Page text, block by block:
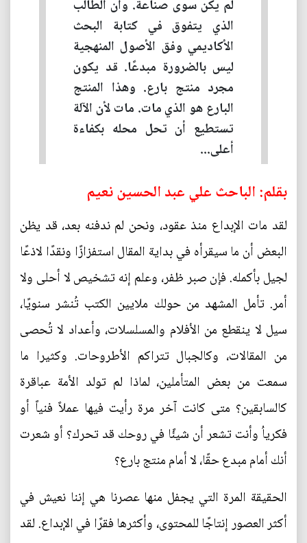
لم يكن سوى صناعة. وأن الطالب
الذي يتفوق في كتابة البحث
الأكاديمي وفق الأصول المنهجية
ليس بالضرورة مبدعًا. قد يكون
مجرد منتج بارع. وهذا المنتج
البارع هو الذي مات. مات لأن الآلة
تستطيع أن تحل محله بكفاءة
أعلى...
بقلم: الباحث علي عبد الحسين نعيم
لقد مات الإبداع منذ عقود، ونحن لم ندفنه بعد، قد يظن
البعض أن ما سيقرأه في بداية المقال استفزازًا ونقدًا لاذعًا
لجيل بأكمله. فإن صبر ظفر، وعلم إنه تشخيص لا أحلى ولا
أمر. تأمل المشهد من حولك ملايين الكتب تُنشر سنويًا،
سيل لا ينقطع من الأفلام والمسلسلات، وأعداد لا تُحصى
من المقالات، وكالجبال تتراكم الأطروحات. وكثيرا ما
سمعت من بعض المتأملين، لماذا لم تولد الأمة عباقرة
كالسابقين؟ متى كانت آخر مرة رأيت فيها عملاً فنياً أو
فكرياُ وأنت تشعر أن شيئًا في روحك قد تحرك؟ أو شعرت
أنك أمام مبدع حقًا، لا أمام منتج بارع؟
الحقيقة المرة التي يجفل منها عصرنا هي إننا نعيش في
أكثر العصور إنتاجًا للمحتوى، وأكثرها فقرًا في الإبداع. لقد